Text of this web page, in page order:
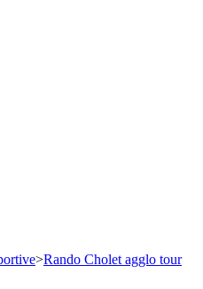
>Rando Cholet agglo tour